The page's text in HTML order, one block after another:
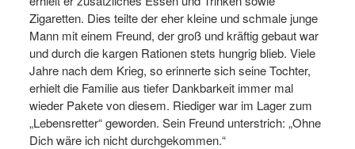
Zigaretten. Dies teilte der eher kleine und schmale junge
Mann mit einem Freund, der groß und kräftig gebaut war
und durch die kargen Rationen stets hungrig blieb. Viele
Jahre nach dem Krieg, so erinnerte sich seine Tochter,
erhielt die Familie aus tiefer Dankbarkeit immer mal
wieder Pakete von diesem. Riediger war im Lager zum
„Lebensretter“ geworden. Sein Freund unterstrich: „Ohne
Dich wäre ich nicht durchgekommen.“